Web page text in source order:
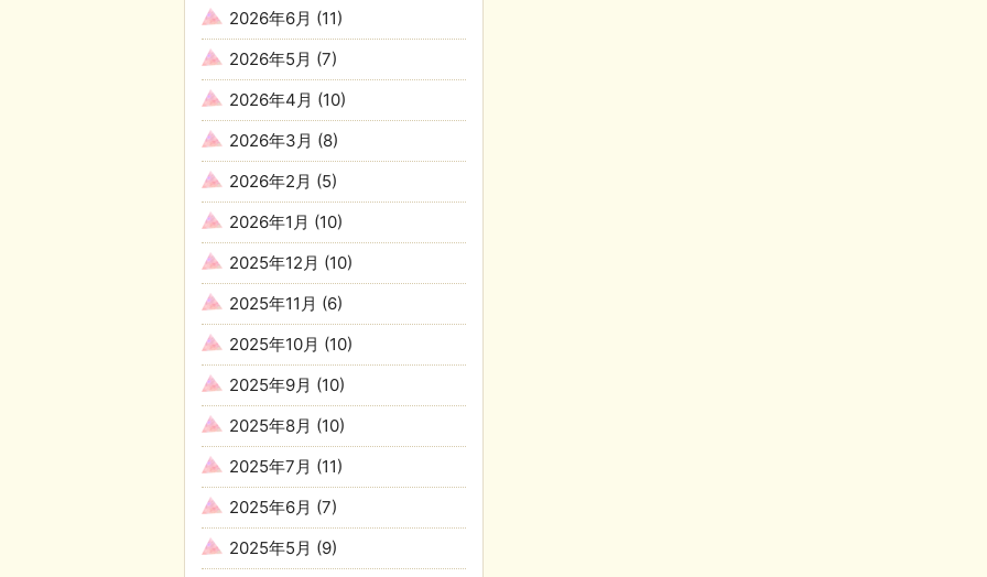
2026年6月 (11)
2026年5月 (7)
2026年4月 (10)
2026年3月 (8)
2026年2月 (5)
2026年1月 (10)
2025年12月 (10)
2025年11月 (6)
2025年10月 (10)
2025年9月 (10)
2025年8月 (10)
2025年7月 (11)
2025年6月 (7)
2025年5月 (9)